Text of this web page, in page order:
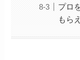
プロ
もら